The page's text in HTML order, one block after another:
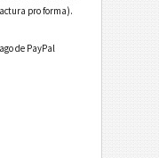
pro forma).
de PayPal